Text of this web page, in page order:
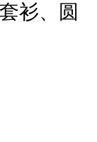
衫、圆